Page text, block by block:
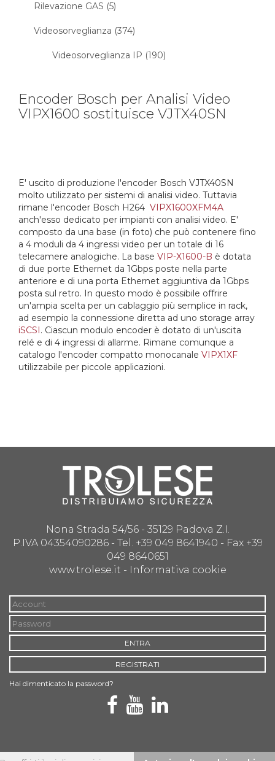
Rilevazione GAS (5)
Videosorveglianza (374)
Videosorveglianza IP (190)
Encoder Bosch per Analisi Video
VIPX1600 sostituisce VJTX40SN
E' uscito di produzione l'encoder Bosch VJTX40SN
molto utilizzato per sistemi di analisi video. Tuttavia
rimane l'encoder Bosch H264 VIPX1600XFM4A
anch'esso dedicato per impianti con analisi video. E'
composto da una base (in foto) che può contenere fino
a 4 moduli da 4 ingressi video per un totale di 16
telecamere analogiche. La base VIP-X1600-B è dotata
di due porte Ethernet da 1Gbps poste nella parte
anteriore e di una porta Ethernet aggiuntiva da 1Gbps
posta sul retro. In questo modo è possibile offrire
un'ampia scelta per un cablaggio più semplice in rack,
ad esempio la connessione diretta ad uno storage array
iSCSI. Ciascun modulo encoder è dotato di un'uscita
relé e di 4 ingressi di allarme. Rimane comunque a
catalogo l'encoder compatto monocanale VIPX1XF
utilizzabile per piccole applicazioni.
Nona Strada 54/56 - 35129 Padova Z.I.
P.IVA 04354090286 - Tel. +39 049 8641940 - Fax +39
049 8640651
www.trolese.it - Informativa cookie
Hai dimenticato la password?
ENTRA
REGISTRATI